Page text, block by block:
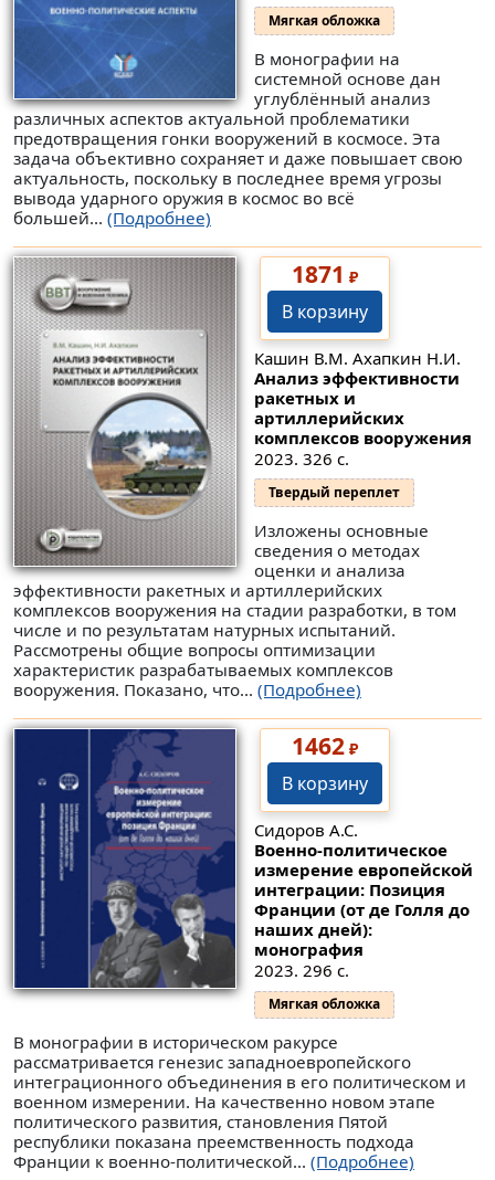
Мягкая обложка
В монографии на
системной основе дан
углублённый анализ
различных аспектов актуальной проблематики
предотвращения гонки вооружений в космосе. Эта
задача объективно сохраняет и даже повышает свою
актуальность, поскольку в последнее время угрозы
вывода ударного оружия в космос во всё
большей... (Подробнее)
1871 ₽
В корзину
Кашин В.М. Ахапкин Н.И.
Анализ эффективности
ракетных и
артиллерийских
комплексов вооружения
2023. 326 с.
Твердый переплет
Изложены основные
сведения о методах
оценки и анализа
эффективности ракетных и артиллерийских
комплексов вооружения на стадии разработки, в том
числе и по результатам натурных испытаний.
Рассмотрены общие вопросы оптимизации
характеристик разрабатываемых комплексов
вооружения. Показано, что... (Подробнее)
1462₽
В корзину
Сидоров А.С.
Военно-политическое
измерение европейской
интеграции: Позиция
Франции (от де Голля до
наших дней):
монография
2023. 296 с.
Мягкая обложка
В монографии в историческом ракурсе
рассматривается генезис западноевропейского
интеграционного объединения в его политическом и
военном измерении. На качественно новом этапе
политического развития, становления Пятой
республики показана преемственность подхода
Франции к военно-политической... (Подробнее)